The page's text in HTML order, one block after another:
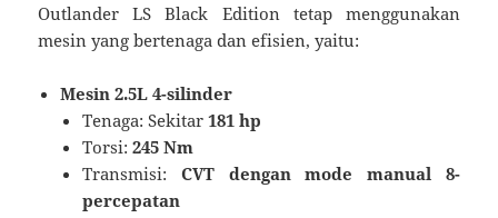
Outlander LS Black Edition tetap menggunakan
mesin yang bertenaga dan efisien, yaitu:
Mesin 2.5L 4-silinder
Tenaga: Sekitar181 hp
Torsi:245 Nm
Transmisi:CVT dengan mode manual 8-
percepatan